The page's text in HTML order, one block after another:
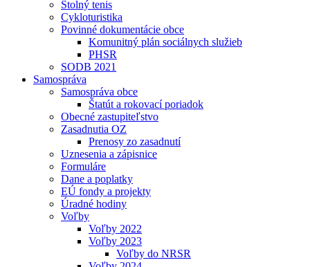
Stolný tenis
Cykloturistika
Povinné dokumentácie obce
Komunitný plán sociálnych služieb
PHSR
SODB 2021
Samospráva
Samospráva obce
Štatút a rokovací poriadok
Obecné zastupiteľstvo
Zasadnutia OZ
Prenosy zo zasadnutí
Uznesenia a zápisnice
Formuláre
Dane a poplatky
EÚ fondy a projekty
Úradné hodiny
Voľby
Voľby 2022
Voľby 2023
Voľby do NRSR